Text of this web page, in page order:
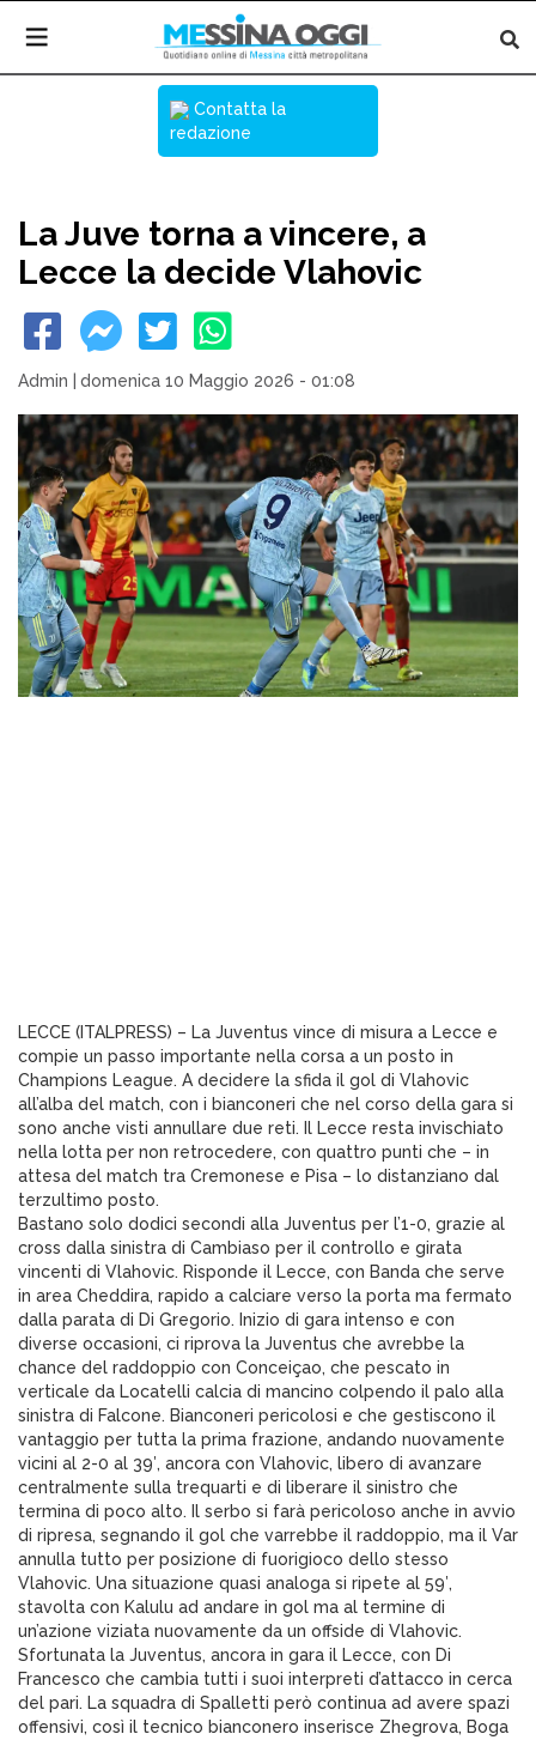
Contatta la
redazione
La Juve torna a vincere, a
Lecce la decide Vlahovic
Admin domenica 10 Maggio 2026 - 01:08
LECCE (ITALPRESS) – La Juventus vince di misura a Lecce e
compie un passo importante nella corsa a un posto in
Champions League. A decidere la sfida il gol di Vlahovic
all’alba del match, con i bianconeri che nel corso della gara si
sono anche visti annullare due reti. Il Lecce resta invischiato
nella lotta per non retrocedere, con quattro punti che – in
attesa del match tra Cremonese e Pisa – lo distanziano dal
terzultimo posto.
Bastano solo dodici secondi alla Juventus per l’1-0, grazie al
cross dalla sinistra di Cambiaso per il controllo e girata
vincenti di Vlahovic. Risponde il Lecce, con Banda che serve
in area Cheddira, rapido a calciare verso la porta ma fermato
dalla parata di Di Gregorio. Inizio di gara intenso e con
diverse occasioni, ci riprova la Juventus che avrebbe la
chance del raddoppio con Conceiçao, che pescato in
verticale da Locatelli calcia di mancino colpendo il palo alla
sinistra di Falcone. Bianconeri pericolosi e che gestiscono il
vantaggio per tutta la prima frazione, andando nuovamente
vicini al 2-0 al 39′, ancora con Vlahovic, libero di avanzare
centralmente sulla trequarti e di liberare il sinistro che
termina di poco alto. Il serbo si farà pericoloso anche in avvio
di ripresa, segnando il gol che varrebbe il raddoppio, ma il Var
annulla tutto per posizione di fuorigioco dello stesso
Vlahovic. Una situazione quasi analoga si ripete al 59′,
stavolta con Kalulu ad andare in gol ma al termine di
un’azione viziata nuovamente da un offside di Vlahovic.
Sfortunata la Juventus, ancora in gara il Lecce, con Di
Francesco che cambia tutti i suoi interpreti d’attacco in cerca
del pari. La squadra di Spalletti però continua ad avere spazi
offensivi, così il tecnico bianconero inserisce Zhegrova, Boga